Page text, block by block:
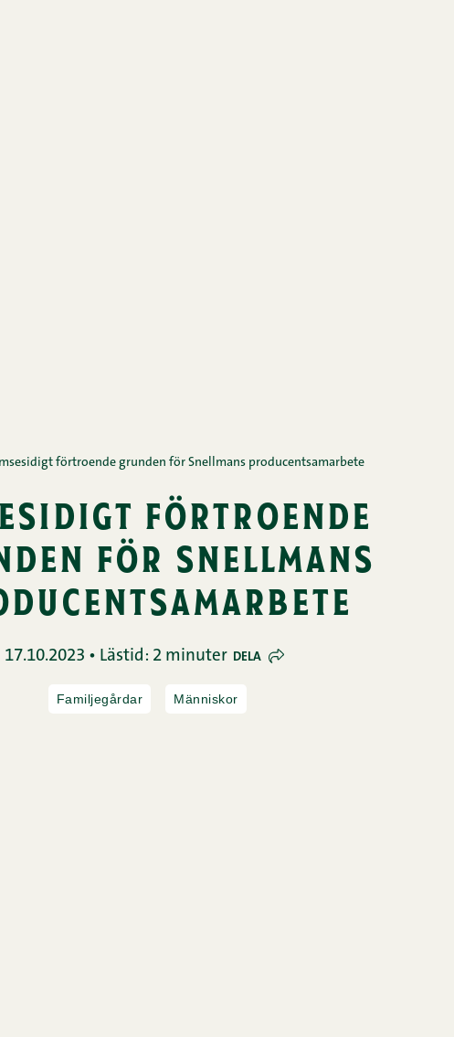
förtroende grunden för Snellmans producentsamarbete
förtroende
för snellmans
17.10.2023 • Lästid: 2 minuter DELA
Familjegårdar Människor